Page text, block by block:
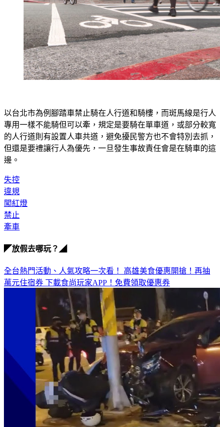
以台北市為例腳踏車禁止騎在人行道和騎樓，而斑馬線是行人
專用一樣不能騎但可以牽，規定是要騎在單車道，或部分較寬
的人行道則有設置人車共道，避免擾民警方也不會特別去抓，
但還是要禮讓行人為優先，一旦發生事故責任會是在騎車的這
邊。
失控
違規
闖紅燈
禁止
牽車
◤放假去哪玩？◢
全台熱門活動、人氣攻略一次看！ 高雄美食優惠開搶！再抽
萬元住宿券 下載食尚玩家APP！免費領取優惠券